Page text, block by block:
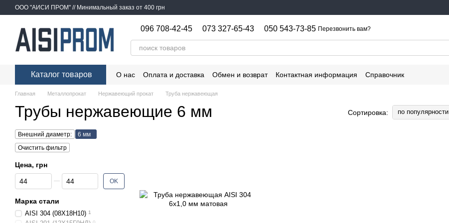
Перейти к основному контенту
ООО "АИСИ ПРОМ" // Минимальный заказ от 400 грн
096 708-42-45 073 327-65-43 050 543-73-85 Перезвонить вам?
Каталог товаров О нас Оплата и доставка Обмен и возврат Контактная информация Справочник
Главная Металлопрокат Нержавеющий прокат Труба нержавеющая
Трубы нержавеющие 6 мм Сортировка: по популярности
Внешний диаметр:
6 мм
Очистить фильтр
Цена, грн
От Цена, грн
До Цена, грн OK
Марка стали
AISI 304 (08Х18Н10) 1